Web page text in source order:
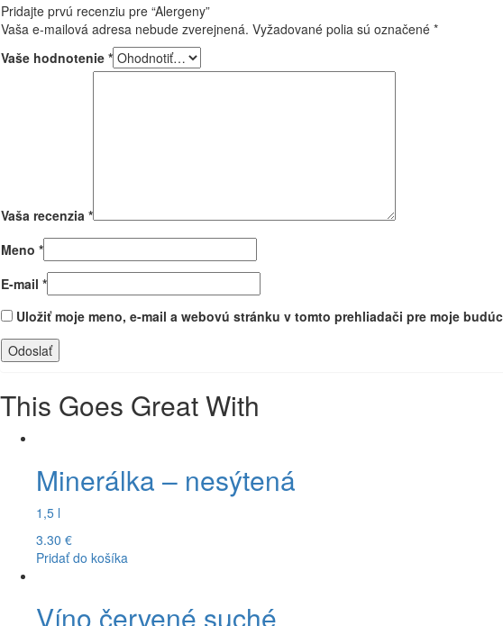
Pridajte prvú recenziu pre “Alergeny”
Vaša e-mailová adresa nebude zverejnená. Vyžadované polia sú označené *
Vaše hodnotenie *
Vaša recenzia *
Meno *
E-mail *
Uložiť moje meno, e-mail a webovú stránku v tomto prehliadači pre moje
This Goes Great With
Minerálka – nesýtená
1,5 l
3.30 €
Pridať do košíka
Víno červené suché